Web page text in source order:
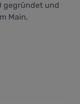
gegründet und
Main,